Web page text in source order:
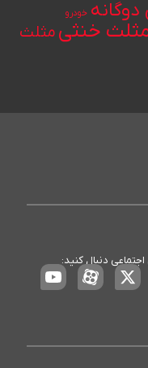
دوگانه خودرو
خنثی مثلث
دنبال کنید: